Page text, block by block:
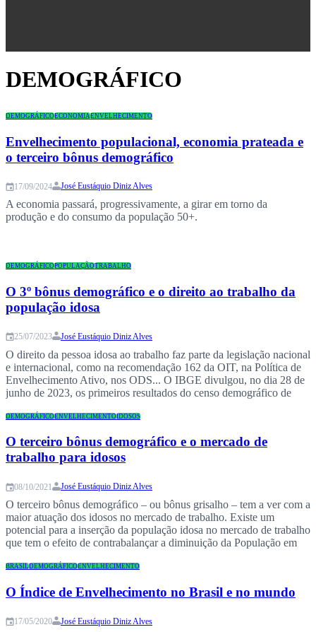
DEMOGRÁFICO
DEMOGRÁFICOECONOMIAENVELHECIMENTO
Envelhecimento populacional, economia prateada e
o terceiro bônus demográfico
17/09/2024 José Eustáquio Diniz Alves
A economia passará, progressivamente, a girar em torno da
produção e do consumo da população 50+.
DEMOGRÁFICOPOPULAÇÃOTRABALHO
O 3º bônus demográfico e o direito ao trabalho da
população idosa
25/07/2023 José Eustáquio Diniz Alves
O direito da pessoa idosa ao trabalho faz parte da legislação nacional
e internacional, como na recomendação 162 da OIT, na Política de
Envelhecimento Ativo, nos ODS... O IBGE divulgou, no dia 28 de
junho de 2023, os primeiros resultados do censo demográfico de
brasileira…
DEMOGRÁFICOENVELHECIMENTOIDOSOS
O terceiro bônus demográfico e o mercado de
trabalho para idosos
08/10/2021 José Eustáquio Diniz Alves
O terceiro bônus demográfico – ou bônus grisalho – tem a ver com a
maior atuação dos idosos no mercado de trabalho. Existe um
potencial para a inserção da população idosa no mercado de trabalho
que tem o efeito de contrabalançar a diminuição da População em
BRASILDEMOGRÁFICOENVELHECIMENTO
O Índice de Envelhecimento no Brasil e no mundo
17/05/2020 José Eustáquio Diniz Alves